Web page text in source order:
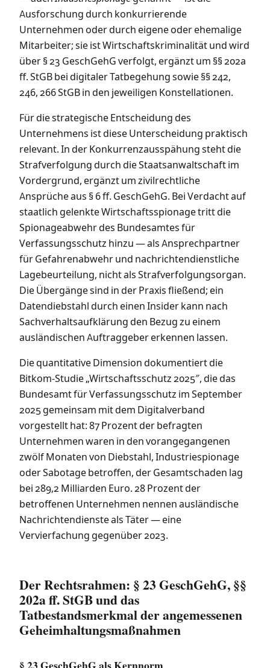
Ausforschung durch konkurrierende
Unternehmen oder durch eigene oder ehemalige
Mitarbeiter; sie ist Wirtschaftskriminalität und wird
über § 23 GeschGehG verfolgt, ergänzt um §§ 202a
ff. StGB bei digitaler Tatbegehung sowie §§ 242,
246, 266 StGB in den jeweiligen Konstellationen.
Für die strategische Entscheidung des
Unternehmens ist diese Unterscheidung praktisch
relevant. In der Konkurrenzausspähung steht die
Strafverfolgung durch die Staatsanwaltschaft im
Vordergrund, ergänzt um zivilrechtliche
Ansprüche aus § 6 ff. GeschGehG. Bei Verdacht auf
staatlich gelenkte Wirtschaftsspionage tritt die
Spionageabwehr des Bundesamtes für
Verfassungsschutz hinzu — als Ansprechpartner
für Gefahrenabwehr und nachrichtendienstliche
Lagebeurteilung, nicht als Strafverfolgungsorgan.
Die Übergänge sind in der Praxis fließend; ein
Datendiebstahl durch einen Insider kann nach
Sachverhaltsaufklärung den Bezug zu einem
ausländischen Auftraggeber erkennen lassen.
Die quantitative Dimension dokumentiert die
Bitkom-Studie „Wirtschaftsschutz 2025″, die das
Bundesamt für Verfassungsschutz im September
2025 gemeinsam mit dem Digitalverband
vorgestellt hat: 87 Prozent der befragten
Unternehmen waren in den vorangegangenen
zwölf Monaten von Diebstahl, Industriespionage
oder Sabotage betroffen, der Gesamtschaden lag
bei 289,2 Milliarden Euro. 28 Prozent der
betroffenen Unternehmen nennen ausländische
Nachrichtendienste als Täter — eine
Vervierfachung gegenüber 2023.
Der Rechtsrahmen: § 23 GeschGehG, §§
202a ff. StGB und das
Tatbestandsmerkmal der angemessenen
Geheimhaltungsmaßnahmen